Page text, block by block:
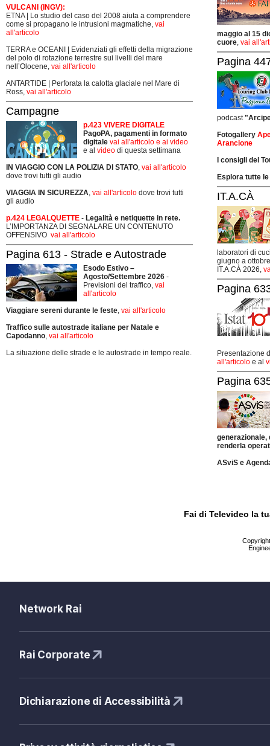
VULCANI (INGV):
ETNA | Lo studio del caso del 2008 aiuta a comprendere
come si propagano le intrusioni magmatiche, vai
all'articolo
TERRA e OCEANI | Evidenziati gli effetti della migrazione
del polo di rotazione terrestre sui livelli del mare
nell’Olocene, vai all'articolo
ANTARTIDE | Perforata la calotta glaciale nel Mare di
Ross, vai all'articolo
Campagne
p.423 VIVERE DIGITALE
PagoPA, pagamenti in formato
digitale vai all'articolo e ai video
e al video di questa settimana
IN VIAGGIO CON LA POLIZIA DI STATO, vai all'articolo
dove trovi tutti gli audio
VIAGGIA IN SICUREZZA, vai all'articolo dove trovi tutti
gli audio
p.424 LEGALQUETTE - Legalità e netiquette in rete.
L’IMPORTANZA DI SEGNALARE UN CONTENUTO
OFFENSIVO vai all'articolo
Pagina 613 - Strade e Autostrade
Esodo Estivo –
Agosto/Settembre 2026 -
Previsioni del traffico, vai
all'articolo
Viaggiare sereni durante le feste, vai all'articolo
Traffico sulle autostrade italiane per Natale e
Capodanno, vai all'articolo
La situazione delle strade e le autostrade in tempo reale.
maggio al 15
cuore, vai
Pagina
podcast
Fotogallery
Arancione
I consigli del
Esplora tutte
IT.A.CÀ
laboratori di
giugno a
IT.A.CÀ 2026,
Pagina
Presentazione
all'articolo e al
Pagina
generazionale,
renderla
ASviS e
Fai di Televideo la